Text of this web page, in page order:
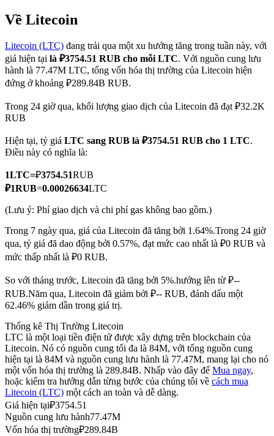
COIN-M Futures
Futures sử dụng token làm tài sản thế chấp
TradFi
USDC Futures vĩnh cửu
Futures sử dụng USDC làm tài sản thế chấp
Sao chép Giao dịch
Tham gia cùng các nhà giao dịch hàng đầu
Về Litecoin
Litecoin (LTC) đang trải qua một xu hướng tăng trong tuần này, với
giá hiện tại là ₽3754.51 RUB cho mỗi LTC. Với nguồn cung lưu
hành là 77.47M LTC, tổng vốn hóa thị trường của Litecoin hiện
đứng ở khoảng ₽289.84B RUB.
Trong 24 giờ qua, khối lượng giao dịch của Litecoin đã đạt ₽32.2K
RUB
Hiện tại, tỷ giá LTC sang RUB là ₽3754.51 RUB cho 1 LTC.
Điều này có nghĩa là:
1LTC=₽3754.51RUB
₽1RUB=0.00026634LTC
(Lưu ý: Phí giao dịch và chi phí gas không bao gồm.)
Trong 7 ngày qua, giá của Litecoin đã tăng bởi 1.64%.Trong 24 giờ
qua, tỷ giá đã dao động bởi 0.57%, đạt mức cao nhất là ₽0 RUB và
mức thấp nhất là ₽0 RUB.
So với tháng trước, Litecoin đã tăng bởi 5%.hướng lên từ ₽--
RUB.Năm qua, Litecoin đã giảm bởi ₽-- RUB, đánh dấu một
62.46% giảm dần trong giá trị.
Thống kê Thị Trường Litecoin
LTC là một loại tiền điện tử được xây dựng trên blockchain của
Litecoin. Nó có nguồn cung tối đa là 84M, với tổng nguồn cung
hiện tại là 84M và nguồn cung lưu hành là 77.47M, mang lại cho nó
một vốn hóa thị trường là 289.84B. Nhấp vào đây để Mua ngay,
hoặc kiểm tra hướng dẫn từng bước của chúng tôi về cách mua
Litecoin (LTC) một cách an toàn và dễ dàng.
Giá hiện tại₽3754.51
Nguồn cung lưu hành77.47M
Vốn hóa thị trường₽289.84B